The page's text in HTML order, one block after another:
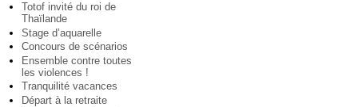
Totof invité du roi de
Thaïlande
Stage d’aquarelle
Concours de scénarios
Ensemble contre toutes
les violences !
Tranquilité vacances
Départ à la retraite